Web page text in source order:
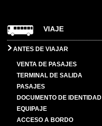
VIAJE
ANTES DE VIAJAR
VENTA DE PASAJES
TERMINAL DE SALIDA
PASAJES
DOCUMENTO DE IDENTIDAD
EQUIPAJE
ACCESO A BORDO